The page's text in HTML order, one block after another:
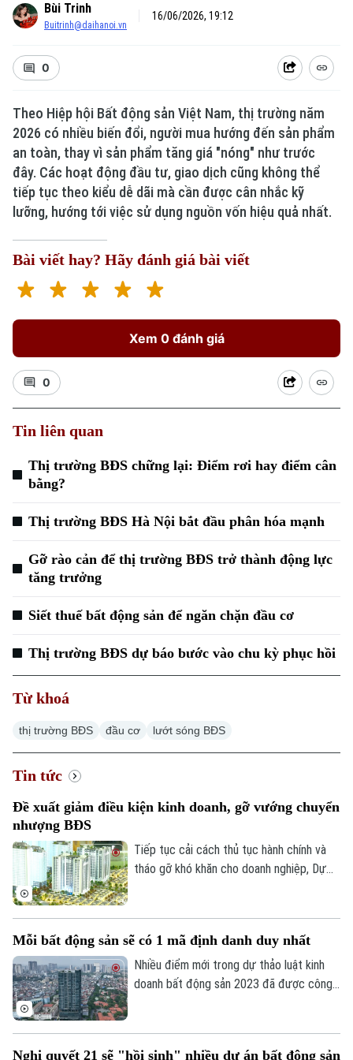
Xu hướng
Bùi Trinh
Buitrinh@daihanoi.vn
16/06/2026, 19:12
0
Theo Hiệp hội Bất động sản Việt Nam, thị trường năm
2026 có nhiều biến đổi, người mua hướng đến sản phẩm
an toàn, thay vì sản phẩm tăng giá "nóng" như trước
đây. Các hoạt động đầu tư, giao dịch cũng không thể
tiếp tục theo kiểu dễ dãi mà cần được cân nhắc kỹ
lưỡng, hướng tới việc sử dụng nguồn vốn hiệu quả nhất.
Bài viết hay? Hãy đánh giá bài viết
Xem 0 đánh giá
0
Tin liên quan
Thị trường BĐS chững lại: Điểm rơi hay điểm cân
bằng?
Thị trường BĐS Hà Nội bắt đầu phân hóa mạnh
Gỡ rào cản để thị trường BĐS trở thành động lực
tăng trưởng
Siết thuế bất động sản để ngăn chặn đầu cơ
Thị trường BĐS dự báo bước vào chu kỳ phục hồi
Từ khoá
thị trường BĐS đầu cơ lướt sóng BĐS
Tin tức
Đề xuất giảm điều kiện kinh doanh, gỡ vướng chuyển
nhượng BĐS
Tiếp tục cải cách thủ tục hành chính và
tháo gỡ khó khăn cho doanh nghiệp, Dự
nhượng dự án.
Mỗi bất động sản sẽ có 1 mã định danh duy nhất
Nhiều điểm mới trong dự thảo luật kinh
doanh bất động sản 2023 đã được công
Nghị quyết 21 sẽ "hồi sinh" nhiều dự án bất động sản